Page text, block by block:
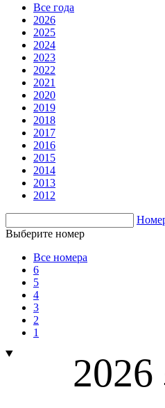
Все года
2026
2025
2024
2023
2022
2021
2020
2019
2018
2017
2016
2015
2014
2013
2012
Выберите номер
Все номера
6
5
4
3
2
1
2026